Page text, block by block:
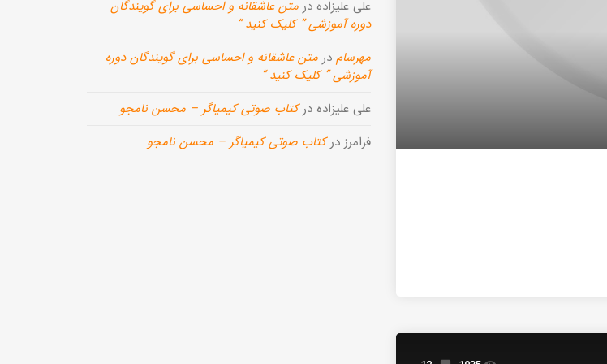
علی علیزاده در متن عاشقانه و احساسی برای گویندگان
دوره آموزشی ” کلیک کنید “
مهرسام در متن عاشقانه و احساسی برای گویندگان دوره
آموزشی ” کلیک کنید “
علی علیزاده درکتاب صوتی کیمیاگر – محسن نامجو
فرامرز درکتاب صوتی کیمیاگر – محسن نامجو